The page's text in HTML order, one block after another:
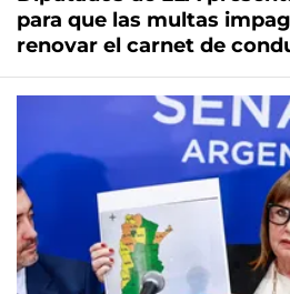
para que las multas
renovar el carnet de